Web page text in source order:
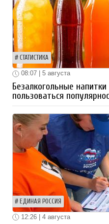
СТАТИСТИКА
08:07 | 5 августа
Безалкогольные
пользоваться
ЕДИНАЯ РОССИЯ
12:26 | 4 августа